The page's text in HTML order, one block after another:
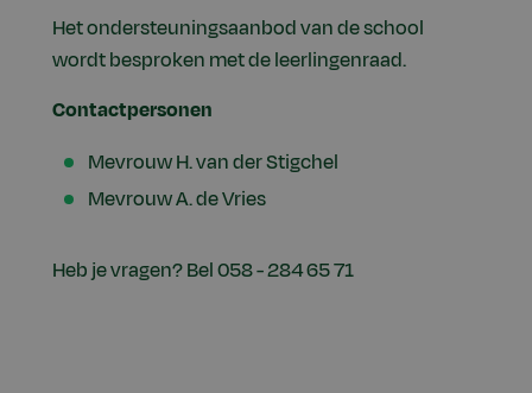
Het ondersteuningsaanbod van de school
wordt besproken met de leerlingenraad.
Contactpersonen
Mevrouw H. van der Stigchel
Mevrouw A. de Vries
Heb je vragen? Bel 058 - 284 65 71